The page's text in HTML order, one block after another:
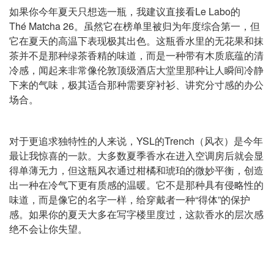
如果你今年夏天只想选一瓶，我建议直接看Le Labo的
Thé Matcha 26。虽然它在榜单里被归为年度综合第一，但
它在夏天的高温下表现极其出色。这瓶香水里的无花果和抹
茶并不是那种绿茶香精的味道，而是一种带有木质底蕴的清
冷感，闻起来非常像伦敦顶级酒店大堂里那种让人瞬间冷静
下来的气味，极其适合那种需要穿衬衫、讲究分寸感的办公
场合。
对于更追求独特性的人来说，YSL的Trench（风衣）是今年
最让我惊喜的一款。大多数夏季香水在进入空调房后就会显
得单薄无力，但这瓶风衣通过柑橘和琥珀的微妙平衡，创造
出一种在冷气下更有质感的温暖。它不是那种具有侵略性的
味道，而是像它的名字一样，给穿戴者一种“得体”的保护
感。如果你的夏天大多在写字楼里度过，这款香水的层次感
绝不会让你失望。